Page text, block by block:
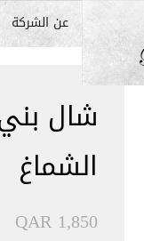
عن الشركة
شال
الشماغ
QAR 1,850